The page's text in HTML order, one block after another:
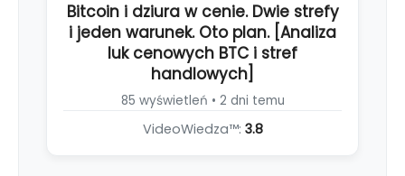
Bitcoin i dziura w cenie. Dwie strefy
i jeden warunek. Oto plan. [Analiza
luk cenowych BTC i stref
handlowych]
85 wyświetleń • 2 dni temu
VideoWiedza™: 3.8